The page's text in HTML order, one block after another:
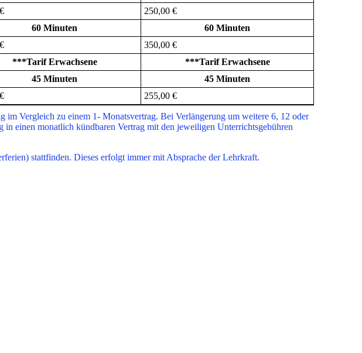
250,00 €
60 Minuten
60 Minuten
350,00 €
***Tarif Erwachsene
***Tarif Erwachsene
45 Minuten
45 Minuten
255,00 €
Vergleich zu einem 1- Monatsvertrag. Bei Verlängerung um weitere 6, 12 oder
einen monatlich kündbaren Vertrag mit den jeweiligen Unterrichtsgebühren
stattfinden. Dieses erfolgt immer mit Absprache der Lehrkraft.